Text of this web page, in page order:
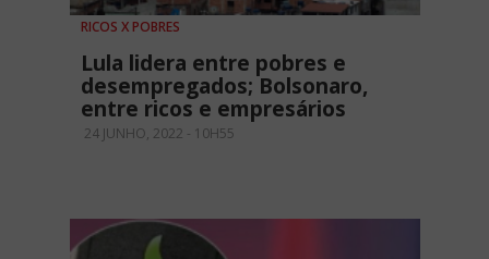
RICOS X POBRES
Lula lidera entre pobres e
desempregados; Bolsonaro,
entre ricos e empresários
24 JUNHO, 2022 - 10H55